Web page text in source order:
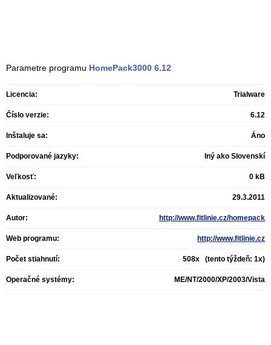
Parametre programu HomePack3000 6.12
Licencia: Trialware
Číslo verzie: 6.12
Inštaluje sa: Áno
Podporované jazyky: Iný ako Slovenskí
Veľkosť: 0 kB
Aktualizované: 29.3.2011
Autor: http://www.fitlinie.cz/homepack
Web programu: http://www.fitlinie.cz
Počet stiahnutí: 508x (tento týždeň: 1x)
Operačné systémy: ME/NT/2000/XP/2003/Vista